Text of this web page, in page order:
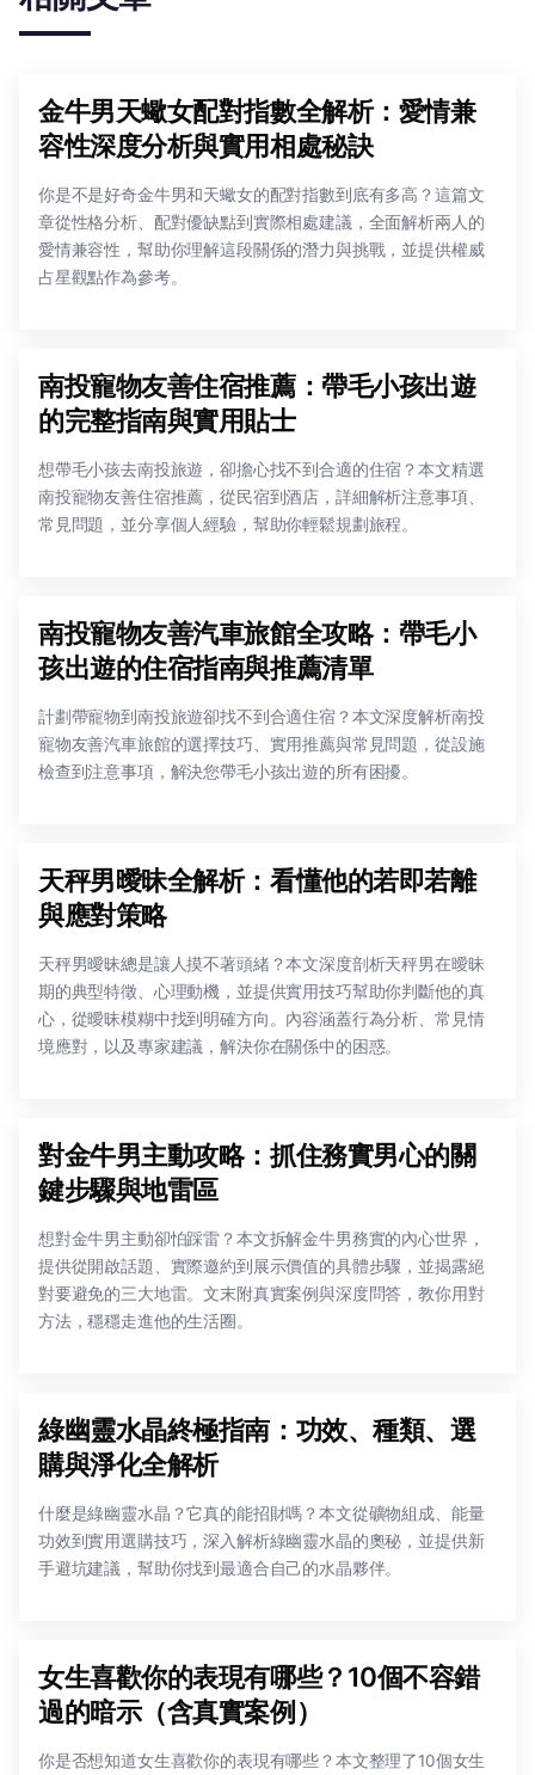
金牛男天蠍女配對指數全解析：愛情兼
容性深度分析與實用相處秘訣
你是不是好奇金牛男和天蠍女的配對指數到底有多高？這篇文
章從性格分析、配對優缺點到實際相處建議，全面解析兩人的
愛情兼容性，幫助你理解這段關係的潛力與挑戰，並提供權威
占星觀點作為參考。
南投寵物友善住宿推薦：帶毛小孩出遊
的完整指南與實用貼士
想帶毛小孩去南投旅遊，卻擔心找不到合適的住宿？本文精選
南投寵物友善住宿推薦，從民宿到酒店，詳細解析注意事項、
常見問題，並分享個人經驗，幫助你輕鬆規劃旅程。
南投寵物友善汽車旅館全攻略：帶毛小
孩出遊的住宿指南與推薦清單
計劃帶寵物到南投旅遊卻找不到合適住宿？本文深度解析南投
寵物友善汽車旅館的選擇技巧、實用推薦與常見問題，從設施
檢查到注意事項，解決您帶毛小孩出遊的所有困擾。
天秤男曖昧全解析：看懂他的若即若離
與應對策略
天秤男曖昧總是讓人摸不著頭緒？本文深度剖析天秤男在曖昧
期的典型特徵、心理動機，並提供實用技巧幫助你判斷他的真
心，從曖昧模糊中找到明確方向。內容涵蓋行為分析、常見情
境應對，以及專家建議，解決你在關係中的困惑。
對金牛男主動攻略：抓住務實男心的關
鍵步驟與地雷區
想對金牛男主動卻怕踩雷？本文拆解金牛男務實的內心世界，
提供從開啟話題、實際邀約到展示價值的具體步驟，並揭露絕
對要避免的三大地雷。文末附真實案例與深度問答，教你用對
方法，穩穩走進他的生活圈。
綠幽靈水晶終極指南：功效、種類、選
購與淨化全解析
什麼是綠幽靈水晶？它真的能招財嗎？本文從礦物組成、能量
功效到實用選購技巧，深入解析綠幽靈水晶的奧秘，並提供新
手避坑建議，幫助你找到最適合自己的水晶夥伴。
女生喜歡你的表現有哪些？10個不容錯
過的暗示（含真實案例）
你是否想知道女生喜歡你的表現有哪些？本文整理了10個女生